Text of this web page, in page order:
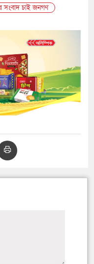
সংবাদ চাই জনগণ